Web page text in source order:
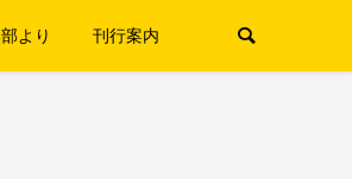
より 刊行案内